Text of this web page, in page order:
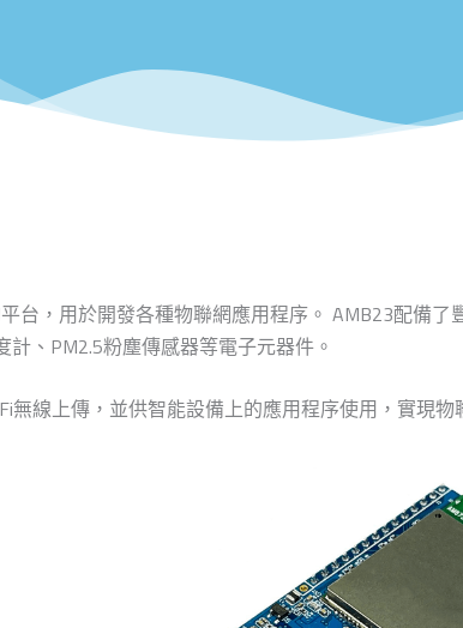
台，用於開發各種物聯網應用程序。 AMB23配備了
計、PM2.5粉塵傳感器等電子元器件。
無線上傳，並供智能設備上的應用程序使用，實現物